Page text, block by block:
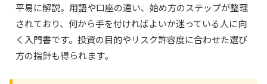
平易に解説。用語や口座の違い、始め方のステップが整理
されており、何から手を付ければよいか迷っている人に向
く入門書です。投資の目的やリスク許容度に合わせた選び
方の指針も得られます。